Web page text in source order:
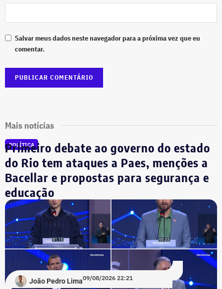
Salvar meus dados neste navegador para a próxima vez que eu
comentar.
Mais notícias
POLÍTICA
Primeiro debate ao governo do estado
do Rio tem ataques a Paes, menções a
Bacellar e propostas para segurança e
educação
João Pedro Lima09/08/2026 22:21